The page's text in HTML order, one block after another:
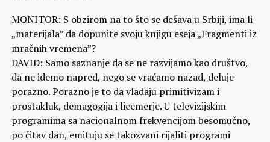
MONITOR: S obzirom na to što se dešava u Srbiji, ima li
„materijala” da dopunite svoju knjigu eseja „Fragmenti iz
mračnih vremena”?
DAVID: Samo saznanje da se ne razvijamo kao društvo,
da ne idemo napred, nego se vraćamo nazad, deluje
porazno. Porazno je to da vladaju primitivizam i
prostakluk, demagogija i licemerje. U televizijskim
programima sa nacionalnom frekvencijom besomučno,
po čitav dan, emituju se takozvani rijaliti programi